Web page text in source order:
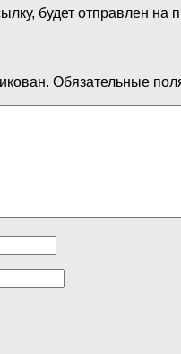
будет отправлен на
Обязательные